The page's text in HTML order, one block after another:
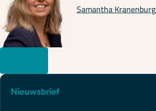
Samantha Kranenburg
Nieuwsbrief